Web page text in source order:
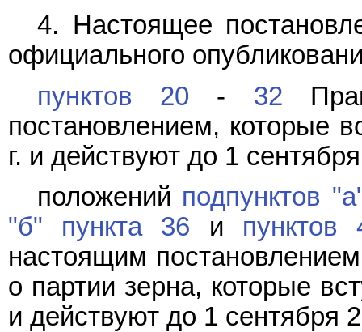
4. Настоящее
официального
пунктов 20 - 32
постановлением, которые
г. и действуют до 1
положений подпунктов
"б" пункта 36 и пунктов
настоящим
о партии зерна, которые
и действуют до 1 сентября